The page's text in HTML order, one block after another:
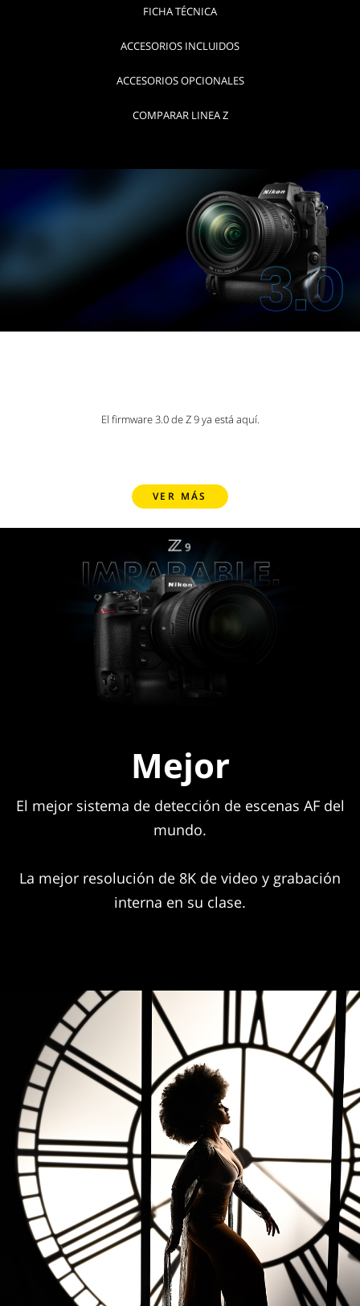
FICHA TÉCNICA
ACCESORIOS INCLUIDOS
ACCESORIOS OPCIONALES
COMPARAR LINEA Z
El firmware 3.0 de Z 9 ya está aquí.
VER MÁS
Mejor
El mejor sistema de detección de escenas AF del
mundo.
La mejor resolución de 8K de video y grabación
interna en su clase.